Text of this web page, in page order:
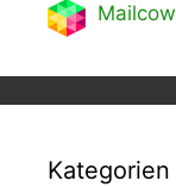
Mailcow
Kategorien